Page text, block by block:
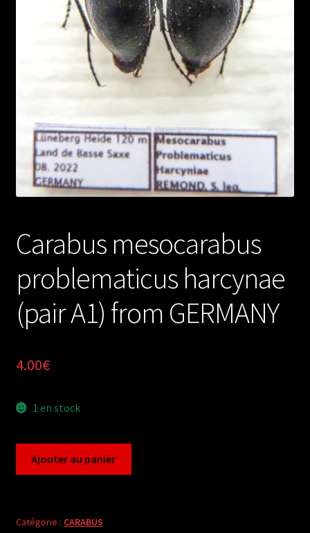
Carabus mesocarabus
problematicus harcynae
(pair A1) from GERMANY
4.00€
1 en stock
problematicus
Ajouter au panier
Catégorie : CARABUS